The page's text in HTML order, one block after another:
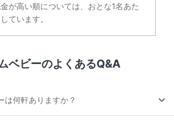
が高い順については、おとな1名あた
ています。
ベビーのよくあるQ&A
は何軒ありますか？